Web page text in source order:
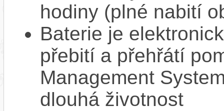
hodiny (plné nabití
Baterie je
přebití a přehřátí
Management
dlouhá životnost